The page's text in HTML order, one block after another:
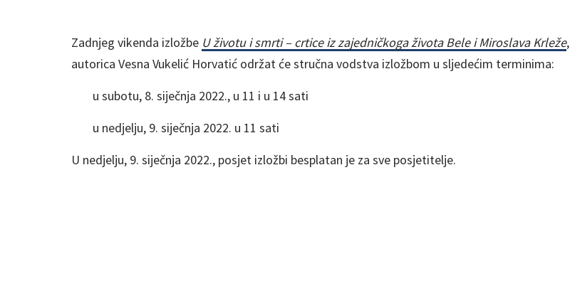
Zadnjeg vikenda izložbe U životu i smrti – crtice iz zajedničkoga života Bele i Miroslava Krleže,
autorica Vesna Vukelić Horvatić održat će stručna vodstva izložbom u sljedećim terminima:
u subotu, 8. siječnja 2022., u 11 i u 14 sati
u nedjelju, 9. siječnja 2022. u 11 sati
U nedjelju, 9. siječnja 2022., posjet izložbi besplatan je za sve posjetitelje.